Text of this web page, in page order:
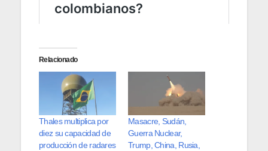
Relacionado
Thales multiplica por
diez su capacidad de
producción de radares
Masacre, Sudán,
Guerra Nuclear,
Trump, China, Rusia,